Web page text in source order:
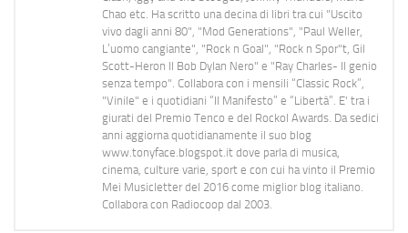
Chao etc. Ha scritto una decina di libri tra cui "Uscito
vivo dagli anni 80", "Mod Generations", "Paul Weller,
L’uomo cangiante", "Rock n Goal", "Rock n Spor"t, Gil
Scott-Heron Il Bob Dylan Nero" e "Ray Charles- Il genio
senza tempo". Collabora con i mensili “Classic Rock”,
"Vinile" e i quotidiani “Il Manifesto” e “Libertà”. E' tra i
giurati del Premio Tenco e del Rockol Awards. Da sedici
anni aggiorna quotidianamente il suo blog
www.tonyface.blogspot.it dove parla di musica,
cinema, culture varie, sport e con cui ha vinto il Premio
Mei Musicletter del 2016 come miglior blog italiano.
Collabora con Radiocoop dal 2003.